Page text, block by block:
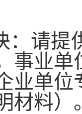
：请提
事业单
业单
材料）